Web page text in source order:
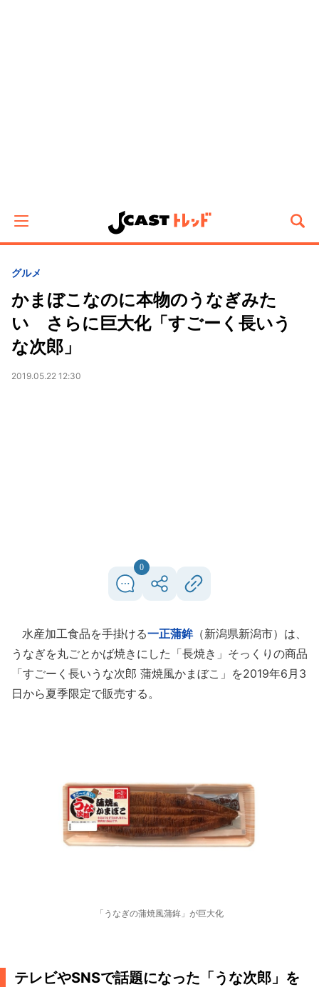
グルメ
かまぼこなのに本物のうなぎみた
い さらに巨大化「すごーく長いう
な次郎」
2019.05.22 12:30
0
水産加工食品を手掛ける一正蒲鉾（新潟県新潟市）は、
うなぎを丸ごとかば焼きにした「長焼き」そっくりの商品
「すごーく長いうな次郎 蒲焼風かまぼこ」を2019年6月3
日から夏季限定で販売する。
「うなぎの蒲焼風蒲鉾」が巨大化
テレビやSNSで話題になった「うな次郎」を